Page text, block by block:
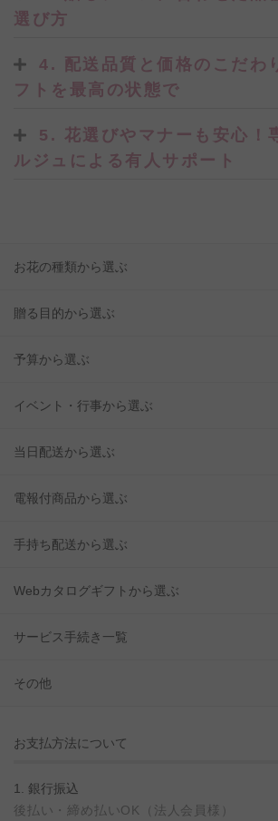
選び方
4. 配送品質と価格のこだわ
フトを最高の状態で
5. 花選びやマナーも安心！
ルジュによる有人サポート
お花の種類から選ぶ
贈る目的から選ぶ
予算から選ぶ
イベント・行事から選ぶ
当日配送から選ぶ
電報付商品から選ぶ
手持ち配送から選ぶ
Webカタログギフトから選ぶ
サービス手続き一覧
その他
お支払方法について
1. 銀行振込
後払い・締め払いOK（法人会員様）